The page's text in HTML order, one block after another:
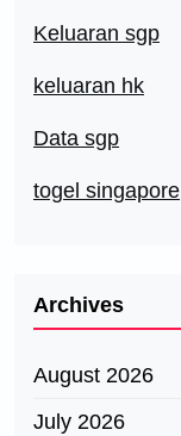
Keluaran sgp
keluaran hk
Data sgp
togel singapore
Archives
August 2026
July 2026